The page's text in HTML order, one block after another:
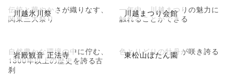
川越氷川祭
伝統と華やかさが織りなす、
関東三大祭り
川越まつり会館
一年中、川越まつりの魅力に
触れることができる
岩殿観音 正法寺
自然豊かな環境の中に佇む、
1300年以上の歴史を誇る古
刹
東松山ぼたん園
色とりどりの牡丹が咲き誇る